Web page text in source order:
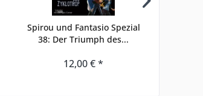
Spirou und Fantasio Spezial
38: Der Triumph des...
12,00 € *